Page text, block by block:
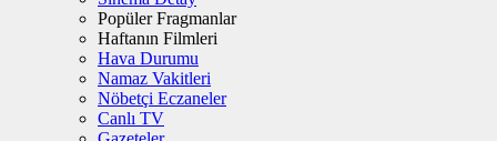
Popüler Fragmanlar
Haftanın Filmleri
Hava Durumu
Namaz Vakitleri
Nöbetçi Eczaneler
Canlı TV